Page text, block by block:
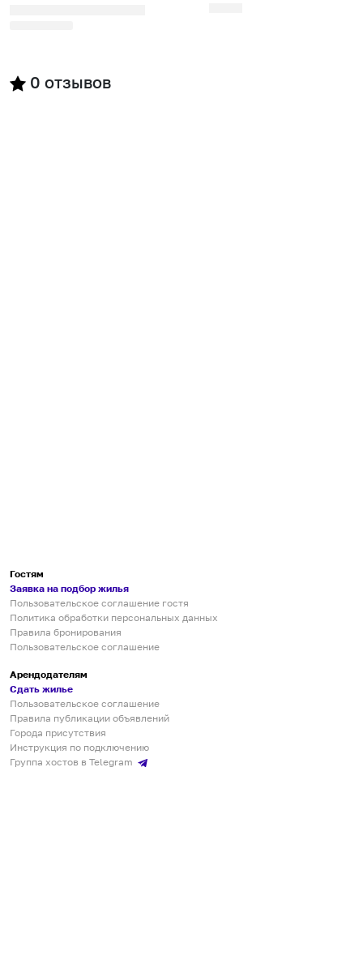
0 отзывов
Гостям
Заявка на подбор жилья
Пользовательское соглашение гостя
Политика обработки персональных данных
Правила бронирования
Пользовательское соглашение
Арендодателям
Сдать жилье
Пользовательское соглашение
Правила публикации объявлений
Города присутствия
Инструкция по подключению
Группа хостов в Telegram